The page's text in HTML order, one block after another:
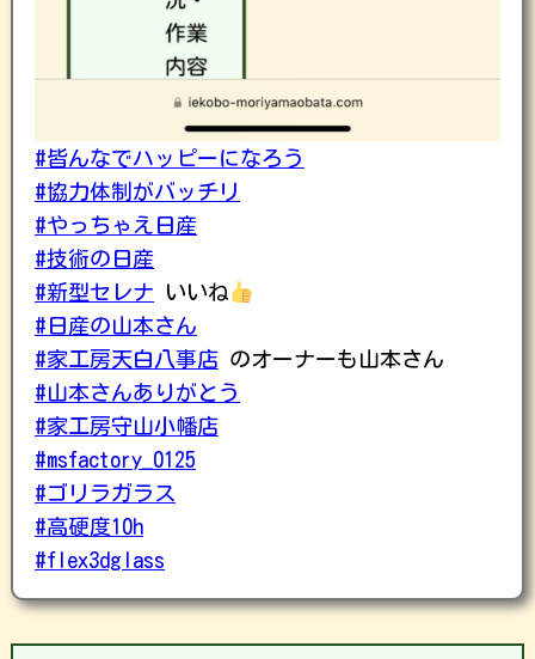
#皆んなでハッピーになろう
#協力体制がバッチリ
#やっちゃえ日産
#技術の日産
#新型セレナ いいね
#日産の山本さん
#家工房天白八事店 のオーナーも山本さん
#山本さんありがとう
#家工房守山小幡店
#msfactory_0125
#ゴリラガラス
#高硬度10h
#flex3dglass